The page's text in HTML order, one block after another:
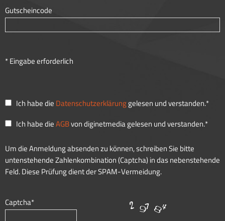
Gutscheincode
* Eingabe erforderlich
Ich habe die Datenschutzerklärunggelesen und verstanden.*
Ich habe dieAGBvon diginetmedia gelesen und verstanden.*
Um die Anmeldung absenden zu können, schreiben Sie bitte
untenstehende Zahlenkombination (Captcha) in das nebenstehende
Feld. Diese Prüfung dient der SPAM-Vermeidung.
Captcha*